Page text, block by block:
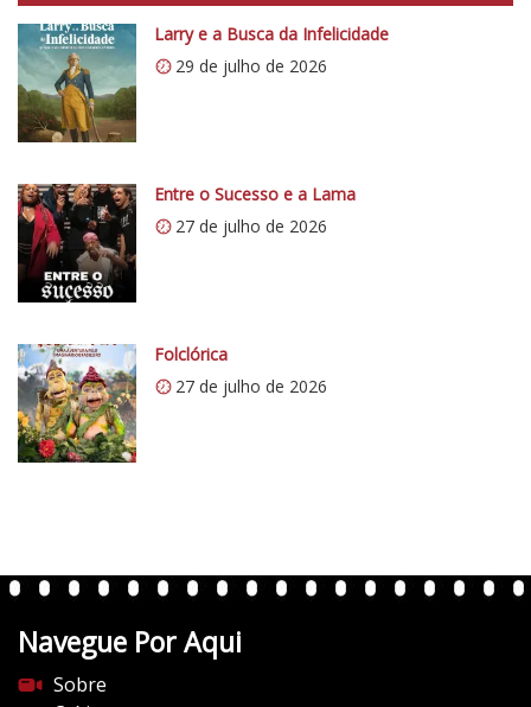
p
s
:
/
/
0
.
w
p
.
o
m
/
v
e
n
e
d
Larry e a Busca da Infelicidade
29 de julho de 2026
Entre o Sucesso e a Lama
27 de julho de 2026
Folclórica
27 de julho de 2026
Navegue Por Aqui
Sobre